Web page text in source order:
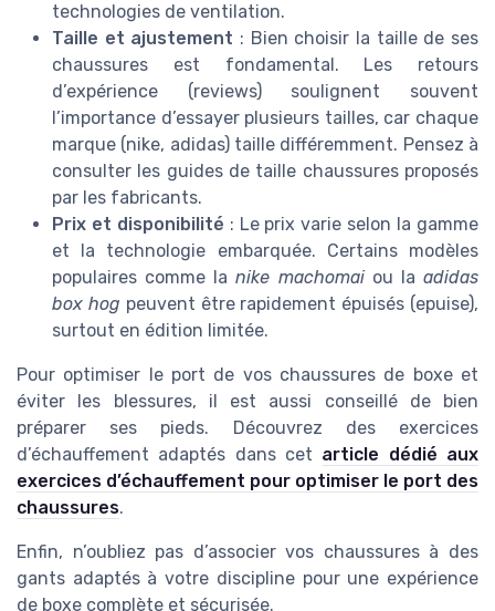
technologies de ventilation.
Taille et ajustement : Bien choisir la taille de ses
chaussures est fondamental. Les retours
d’expérience (reviews) soulignent souvent
l’importance d’essayer plusieurs tailles, car chaque
marque (nike, adidas) taille différemment. Pensez à
consulter les guides de taille chaussures proposés
par les fabricants.
Prix et disponibilité : Le prix varie selon la gamme
et la technologie embarquée. Certains modèles
populaires comme lanike machomaiou laadidas
box hog peuvent être rapidement épuisés (epuise),
surtout en édition limitée.
Pour optimiser le port de vos chaussures de boxe et
éviter les blessures, il est aussi conseillé de bien
préparer ses pieds. Découvrez des exercices
d’échauffement adaptés dans cet article dédié aux
exercices d’échauffement pour optimiser le port des
chaussures.
Enfin, n’oubliez pas d’associer vos chaussures à des
gants adaptés à votre discipline pour une expérience
de boxe complète et sécurisée.